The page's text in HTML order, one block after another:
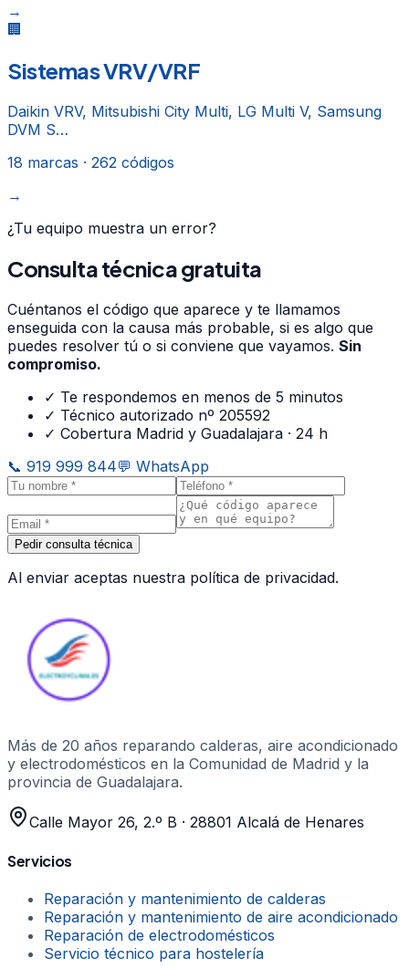
→
🏢
Sistemas VRV/VRF
Daikin VRV, Mitsubishi City Multi, LG Multi V, Samsung
DVM S…
18 marcas · 262 códigos
→
¿Tu equipo muestra un error?
Consulta técnica gratuita
Cuéntanos el código que aparece y te llamamos
enseguida con la causa más probable, si es algo que
puedes resolver tú o si conviene que vayamos. Sin
compromiso.
✓ Te respondemos en menos de 5 minutos
✓ Técnico autorizado nº 205592
✓ Cobertura Madrid y Guadalajara · 24 h
📞 919 999 844💬 WhatsApp
Pedir consulta técnica
Al enviar aceptas nuestra política de privacidad.
Más de 20 años reparando calderas, aire acondicionado
y electrodomésticos en la Comunidad de Madrid y la
provincia de Guadalajara.
Calle Mayor 26, 2.º B · 28801 Alcalá de Henares
Servicios
Reparación y mantenimiento de calderas
Reparación y mantenimiento de aire acondicionado
Reparación de electrodomésticos
Servicio técnico para hostelería